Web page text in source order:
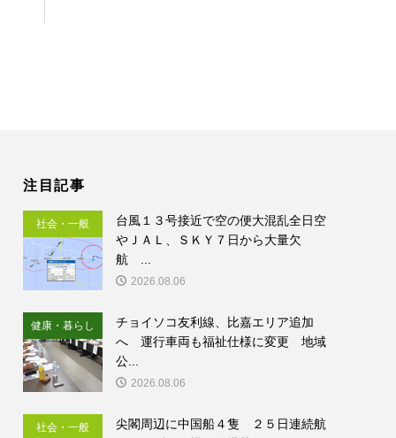
注目記事
社会・一般
台風１３号接近で空の便大混乱全日空
やＪＡＬ、ＳＫＹ７日から大量欠
航 ...
2026.08.06
健康・暮らし
チョイソコ友利線、比嘉エリア追加
へ 運行車両も福祉仕様に変更 地域
公...
2026.08.06
社会・一般
尖閣周辺に中国船４隻 ２５日連続航